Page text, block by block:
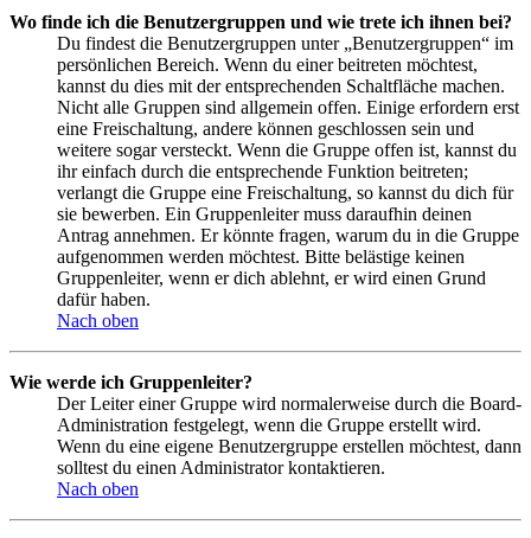
Wo finde ich die Benutzergruppen und wie trete ich ihnen bei?
Du findest die Benutzergruppen unter „Benutzergruppen“ im
persönlichen Bereich. Wenn du einer beitreten möchtest,
kannst du dies mit der entsprechenden Schaltfläche machen.
Nicht alle Gruppen sind allgemein offen. Einige erfordern erst
eine Freischaltung, andere können geschlossen sein und
weitere sogar versteckt. Wenn die Gruppe offen ist, kannst du
ihr einfach durch die entsprechende Funktion beitreten;
verlangt die Gruppe eine Freischaltung, so kannst du dich für
sie bewerben. Ein Gruppenleiter muss daraufhin deinen
Antrag annehmen. Er könnte fragen, warum du in die Gruppe
aufgenommen werden möchtest. Bitte belästige keinen
Gruppenleiter, wenn er dich ablehnt, er wird einen Grund
dafür haben.
Nach oben
Wie werde ich Gruppenleiter?
Der Leiter einer Gruppe wird normalerweise durch die Board-
Administration festgelegt, wenn die Gruppe erstellt wird.
Wenn du eine eigene Benutzergruppe erstellen möchtest, dann
solltest du einen Administrator kontaktieren.
Nach oben